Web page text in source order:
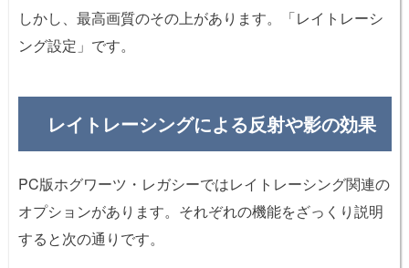
しかし、最高画質のその上があります。「レイトレーシ
ング設定」です。
レイトレーシングによる反射や影の効果
PC版ホグワーツ・レガシーではレイトレーシング関連の
オプションがあります。それぞれの機能をざっくり説明
すると次の通りです。